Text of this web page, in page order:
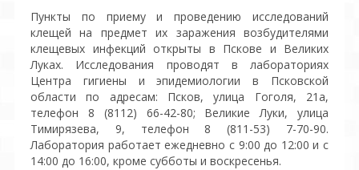
Пункты по приему и проведению исследований
клещей на предмет их заражения возбудителями
клещевых инфекций открыты в Пскове и Великих
Луках. Исследования проводят в лабораториях
Центра гигиены и эпидемиологии в Псковской
области по адресам: Псков, улица Гоголя, 21а,
телефон 8 (8112) 66-42-80; Великие Луки, улица
Тимирязева, 9, телефон 8 (811-53) 7-70-90.
Лаборатория работает ежедневно с 9:00 до 12:00 и с
14:00 до 16:00, кроме субботы и воскресенья.